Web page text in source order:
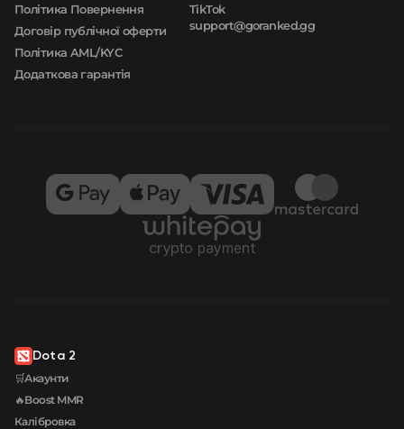
Політика Повернення
Договір публічної оферти
Політика AML/KYC
Додаткова гарантія
TikTok
support@goranked.gg
Dota 2
🛒Акаунти
🔥Boost MMR
Калібровка